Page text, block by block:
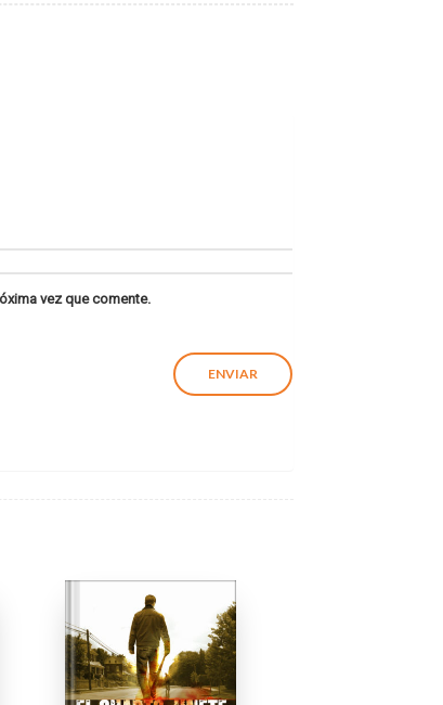
vez que comente.